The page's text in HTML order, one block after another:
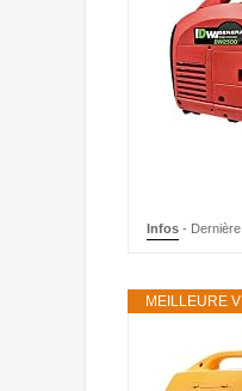
Infos -
MEILLEURE